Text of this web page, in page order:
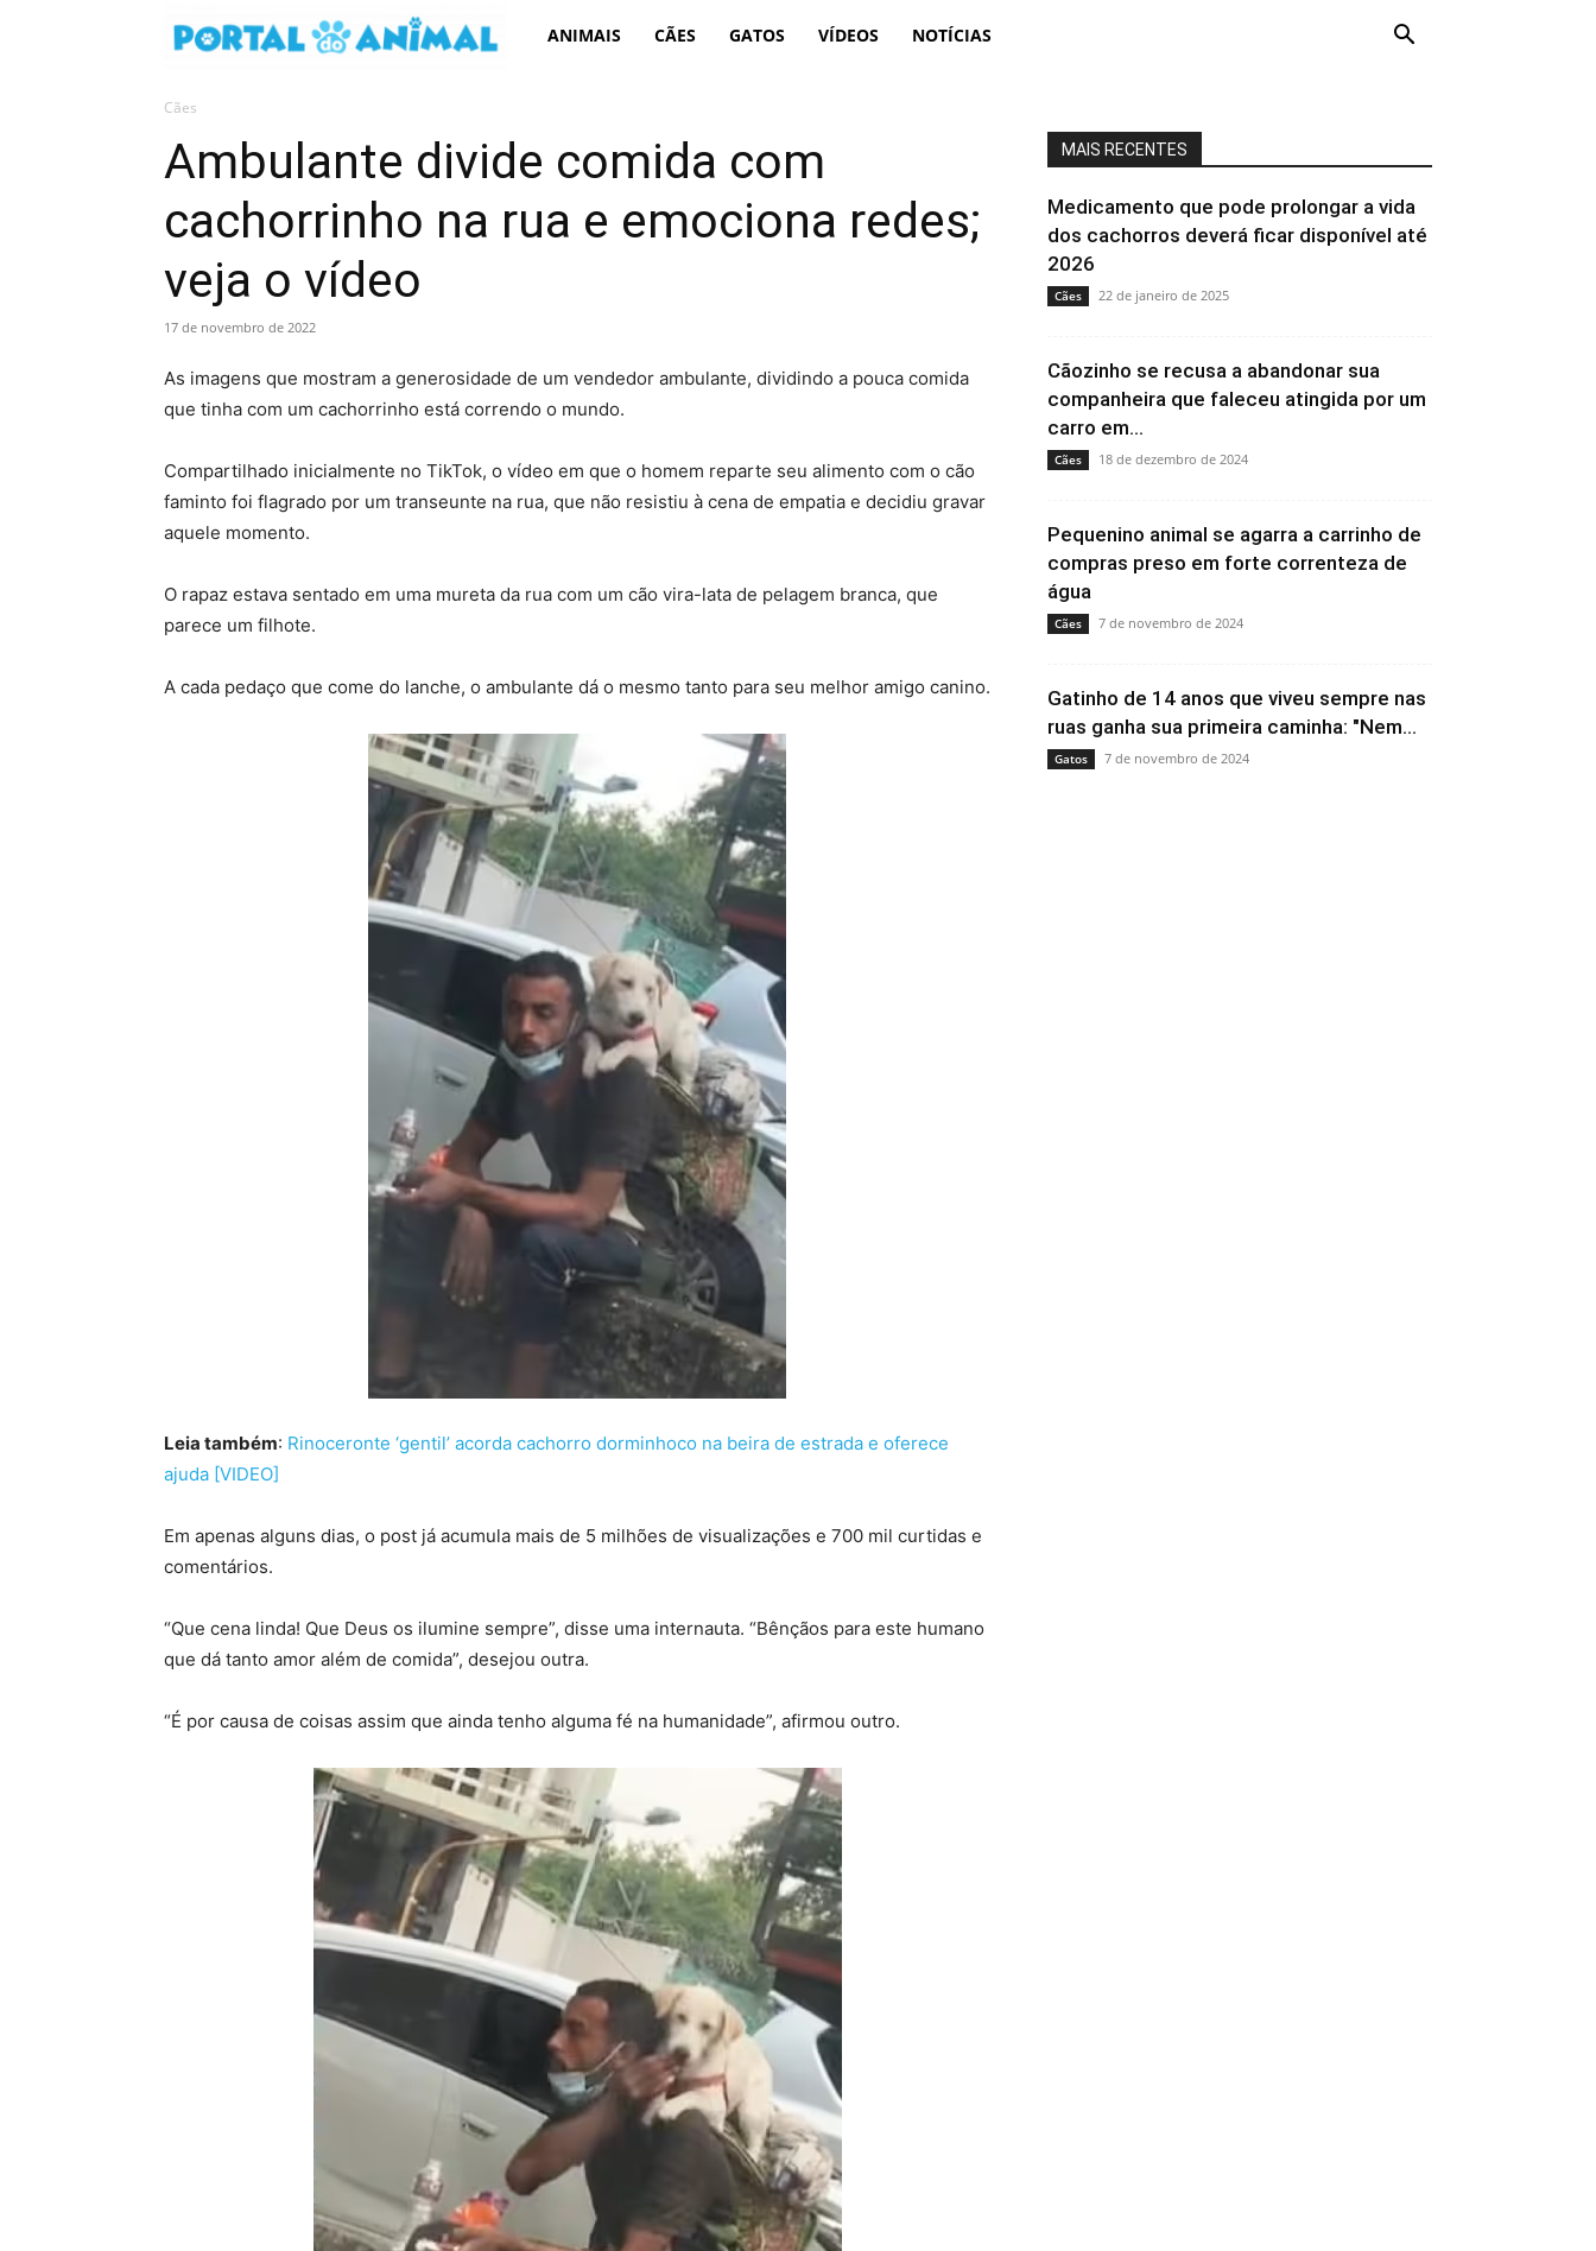
Portal
ANIMAIS CÃES GATOS VÍDEOS NOTÍCIAS
Cães
Ambulante divide comida com
cachorrinho na rua e emociona redes;
veja o vídeo
17 de novembro de 2022
As imagens que mostram a generosidade de um vendedor ambulante, dividindo a pouca comida
que tinha com um cachorrinho está correndo o mundo.
Compartilhado inicialmente no TikTok, o vídeo em que o homem reparte seu alimento com o cão
faminto foi flagrado por um transeunte na rua, que não resistiu à cena de empatia e decidiu gravar
aquele momento.
O rapaz estava sentado em uma mureta da rua com um cão vira-lata de pelagem branca, que
parece um filhote.
A cada pedaço que come do lanche, o ambulante dá o mesmo tanto para seu melhor amigo canino.
Leia também: Rinoceronte ‘gentil’ acorda cachorro dorminhoco na beira de estrada e oferece
ajuda [VIDEO]
Em apenas alguns dias, o post já acumula mais de 5 milhões de visualizações e 700 mil curtidas e
comentários.
“Que cena linda! Que Deus os ilumine sempre”, disse uma internauta. “Bênçãos para este humano
que dá tanto amor além de comida”, desejou outra.
“É por causa de coisas assim que ainda tenho alguma fé na humanidade”, afirmou outro.
MAIS RECENTES
Medicamento que pode prolongar a vida
dos cachorros deverá ficar disponível até
2026
Cães 22 de janeiro de 2025
Cãozinho se recusa a abandonar sua
companheira que faleceu atingida por um
carro em...
Cães 18 de dezembro de 2024
Pequenino animal se agarra a carrinho de
compras preso em forte correnteza de
água
Cães 7 de novembro de 2024
Gatinho de 14 anos que viveu sempre nas
ruas ganha sua primeira caminha: "Nem...
Gatos 7 de novembro de 2024